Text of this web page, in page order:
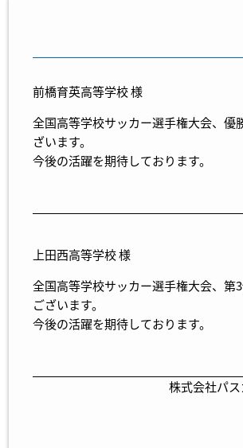
前橋育英高等学校 様
全国高等学校サッカー選手権大会、優
ざいます。
今後の活躍を期待しております。
上田西高等学校 様
全国高等学校サッカー選手権大会、第
ございます。
今後の活躍を期待しております。
株式会社パ